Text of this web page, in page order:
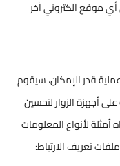
أي موقع الكتروني آخر
قدر الإمكان، سيقوم
أجهزة الزوار لتحسين
أمثلة لأنواع المعلومات
تعريف الارتباط: